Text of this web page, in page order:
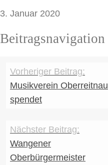
3. Januar 2020
Beitragsnavigation
Musikverein Oberreitnau
spendet
Wangener
Oberbürgermeister